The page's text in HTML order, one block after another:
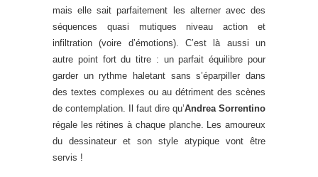
mais elle sait parfaitement les alterner avec des
séquences quasi mutiques niveau action et
infiltration (voire d’émotions). C’est là aussi un
autre point fort du titre : un parfait équilibre pour
garder un rythme haletant sans s’éparpiller dans
des textes complexes ou au détriment des scènes
de contemplation. Il faut dire qu’Andrea Sorrentino
régale les rétines à chaque planche. Les amoureux
du dessinateur et son style atypique vont être
servis !